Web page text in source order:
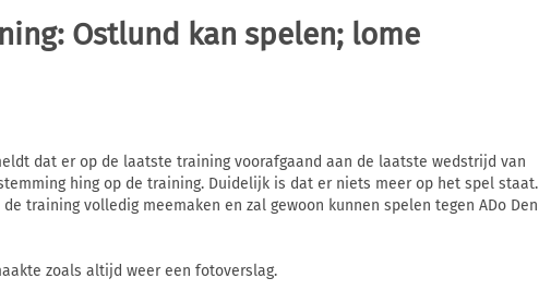
Ostlund kan spelen; lome
dat er op de laatste training voorafgaand aan de laatste wedstrijd van
hing op de training. Duidelijk is dat er niets meer op het spel staat.
training volledig meemaken en zal gewoon kunnen spelen tegen ADo Den
zoals altijd weer een fotoverslag.